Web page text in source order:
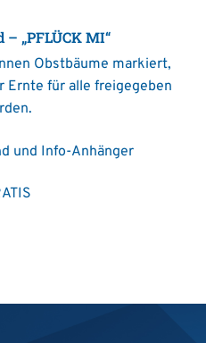
– „PFLÜCK MI“
Obstbäume markiert,
Ernte für alle freigegeben
und Info-Anhänger